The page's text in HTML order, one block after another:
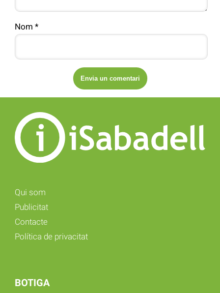
Nom *
Qui som
Publicitat
Contacte
Política de privacitat
BOTIGA